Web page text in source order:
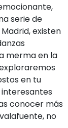
serie de
existen
merma en la
en tu
conocer más
no